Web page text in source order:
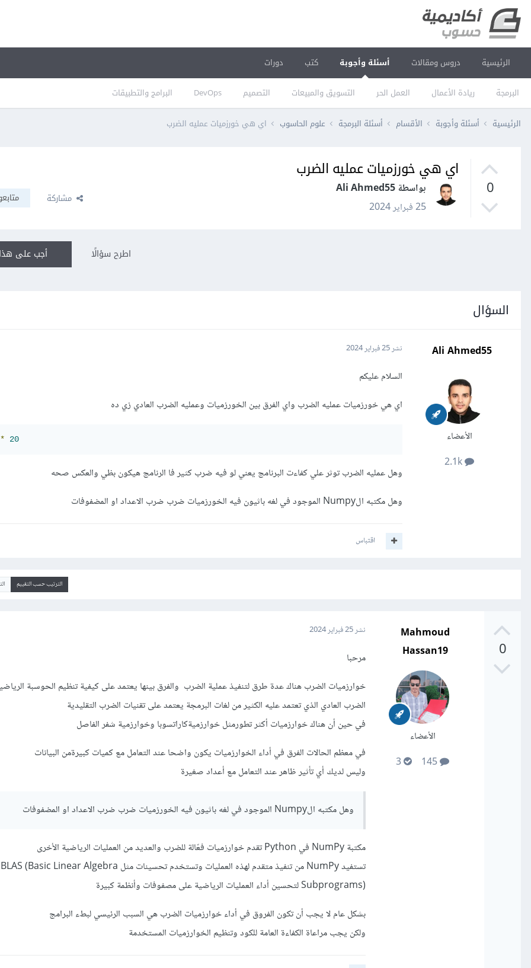
الرئيسية دروس ومقالات أسئلة وأجوبة
البرمجة ريادة الأعمال العمل الحر التسويق والمبيعات التصميم DevOps البرامج والتطبيقات
كتب دورات
الرئيسية أسئلة وأجوبة الأقسام أسئلة البرمجة علوم الحاسوب اي هي خورزميات عمليه الضرب
0
اي هي خورزميات عمليه الضرب
بواسطة Ali Ahmed55
25 فبراير 2024
مشاركة
أجب على اطرح سؤالًا
السؤال
Ali Ahmed55
الأعضاء
نشر25 فبراير 2024
السلام عليكم
اي هي خورزميات عمليه الضرب واي الفرق بين الخورزميات وعمليه الضرب العادي زي ده
* 20
وهل عمليه الضرب توثر علي كفاءت البرنامج يعني لو فيه ضرب كثير فا الرنامج هيكون بظي والعكس صحه
وهل مكتبه الNumpy الموجود في لغه باثيون فيه الخورزميات ضرب ضرب الاعداد او المضفوفات
اقتباس
الترتيب حسب التقييم
0
Mahmoud
Hassan19
الأعضاء
نشر25 فبراير 2024
مرحبا
خوارزميات الضرب هناك عدة طرق لتنفيذ عملية الضرب والفرق بينها يعتمد على كيفية تنظيم الحوسبة
الضرب العادي الذي تعتمد عليه الكثير من لغات البرمجة يعتمد على تقنيات الضرب التقليدية
في حين أن هناك خوارزميات أكثر تطورمثل خوارزميةكاراتسوبا وخوارزمية شفر الفاصل
في معظم الحالات الفرق في أداء الخوارزميات يكون واضحا عند التعامل مع كميات كبيرةمن البيانات
وليس لديك أي تأثير ظاهر عند التعامل مع أعداد صغيرة
وهل مكتبه الNumpy الموجود في لغه باثيون فيه الخورزميات ضرب ضرب الاعداد او المضفوفات
مكتبة NumPy في Python تقدم خوارزميات فعّالة للضرب والعديد من العمليات الرياضية الأخرى
تستفيد NumPy من تنفيذ متقدم لهذه العمليات وتستخدم تحسينات مثل BLAS (Basic Linear Algebra
Subprograms) لتحسين أداء العمليات الرياضية على مصفوفات وأنظمة كبيرة
بشكل عام لا يجب أن تكون الفروق في أداء خوارزميات الضرب هي السبب الرئيسي لبطء البرامج
ولكن يجب مراعاة الكفاءة العامة للكود وتنظيم الخوارزميات المستخدمة